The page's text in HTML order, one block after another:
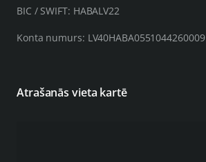
BIC / SWIFT: HABALV22
Konta numurs: LV40HABA0551044260009
Atrašanās vieta kartē